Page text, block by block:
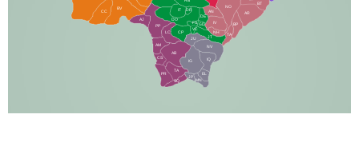
BT
AR
TA
NH
JT
IT
DR
DO
CP
JU
NV
IQ
EL
BV
CC
PP
AJ
LC
AM
AB
JP
CS
PR
TA
SQ
IG
MN
NO
BP
AN
IV
FS
VC
GD
DE